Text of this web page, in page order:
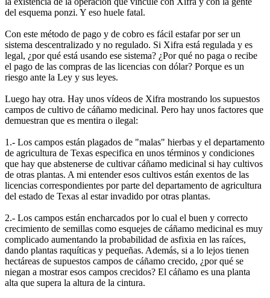
del esquema ponzi. Y eso huele fatal.
Con este método de pago y de cobro es fácil estafar por ser un
sistema descentralizado y no regulado. Si Xifra está regulada y es
legal, ¿por qué está usando ese sistema? ¿Por qué no paga o recibe
el pago de las compras de las licencias con dólar? Porque es un
riesgo ante la Ley y sus leyes.
Luego hay otra. Hay unos vídeos de Xifra mostrando los supuestos
campos de cultivo de cáñamo medicinal. Pero hay unos factores que
demuestran que es mentira o ilegal:
1.- Los campos están plagados de "malas" hierbas y el departamento
de agricultura de Texas especifica en unos términos y condiciones
que hay que abstenerse de cultivar cáñamo medicinal si hay cultivos
de otras plantas. A mi entender esos cultivos están exentos de las
licencias correspondientes por parte del departamento de agricultura
del estado de Texas al estar invadido por otras plantas.
2.- Los campos están encharcados por lo cual el buen y correcto
crecimiento de semillas como esquejes de cáñamo medicinal es muy
complicado aumentando la probabilidad de asfixia en las raíces,
dando plantas raquíticas y pequeñas. Además, si a lo lejos tienen
hectáreas de supuestos campos de cáñamo crecido, ¿por qué se
niegan a mostrar esos campos crecidos? El cáñamo es una planta
alta que supera la altura de la cintura.